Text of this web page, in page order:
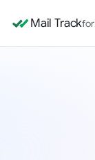
Mail Track